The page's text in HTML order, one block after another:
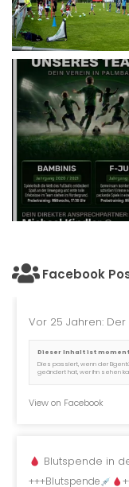
Facebook
Vor 25 Jahren:
Dieser Inhalt ist
Dies passiert, wenn der
geändert hat, wer ihn sehen
View on Facebook
Blutspende in
+++Blutspende